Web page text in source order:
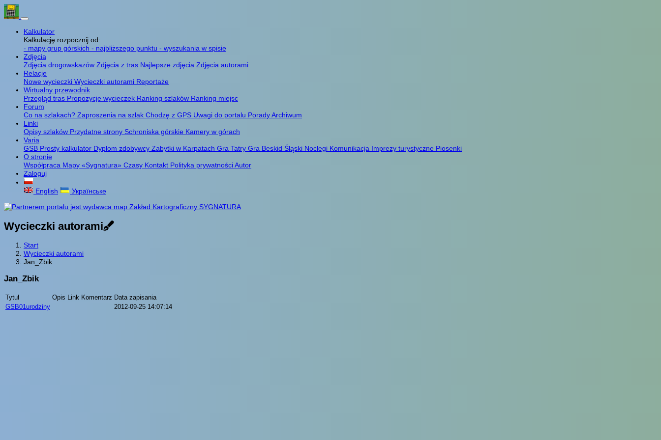
Kalkulator
Kalkulację rozpocznij od:
- mapy grup górskich - najbliższego punktu - wyszukania w spisie
Zdjęcia
Zdjęcia drogowskazów Zdjęcia z tras Najlepsze zdjęcia Zdjęcia autorami
Relacje
Nowe wycieczki Wycieczki autorami Reportaże
Wirtualny przewodnik
Przegląd tras Propozycje wycieczek Ranking szlaków Ranking miejsc
Forum
Co na szlakach? Zaproszenia na szlak Chodzę z GPS Uwagi do portalu PoradyArchiwum
Linki
Opisy szlaków Przydatne strony Schroniska górskie Kamery w górach
Varia
GSB Prosty kalkulator Dyplom zdobywcy Zabytki w Karpatach Gra Tatry Gra Beskid Śląski Noclegi Komunikacja Imprezy turystyczne Piosenki
O stronie
Współpraca Mapy «Sygnatura» Czasy Kontakt Polityka prywatnościAutor
Zaloguj
English Українське
Wycieczki autorami
Start
Wycieczki autorami
Jan_Zbik
Jan_Zbik
Tytuł Opis Link Komentarz Data zapisania
GSB01urodziny
2012-09-25 14:07:14